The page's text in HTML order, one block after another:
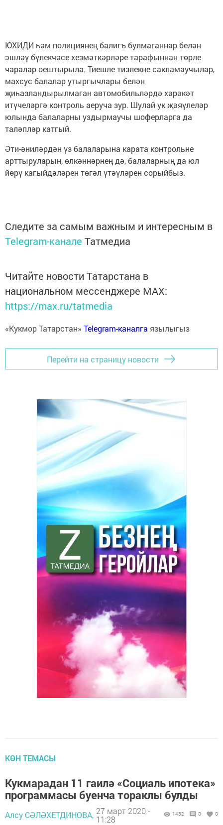
ЮХИДИ һәм полициянең балигъ булмаганнар белән
эшләү бүлекчәсе хезмәткәрләре тарафыннан төрле
чаралар оештырыла. Тиешле тизлекне сакламаучылар,
махсус балалар утыргычлары белән
җиһазландырылмаган автомобильләрдә хәрәкәт
итүчеләргә контроль аеруча зур. Шулай ук җәяүлеләр
юлында балаларны уздырмаучы шоферларга да
таләпләр катгый.
Әти-әниләрдән үз балаларына карата контрольне
арттыруларын, өлкәннәрнең дә, балаларның да юл
йөрү кагыйдәләрен төгәл үтәүләрен сорыйбыз.
Следите за самым важным и интересным в
Telegram-канале Татмедиа
Читайте новости Татарстана в
национальном мессенджере MАХ:
https://max.ru/tatmedia
«Кукмор Татарстан» Telegram-каналга язылыгыз
Перейти на страницу новости
КӨН ТЕМАСЫ
Кукмарадан 11 гаилә «Социаль ипотека»
программасы буенча тораклы булды
Алсу СӘЛӘХЕТДИНОВА, 27 март 2020 -
11:28
1432 0 0